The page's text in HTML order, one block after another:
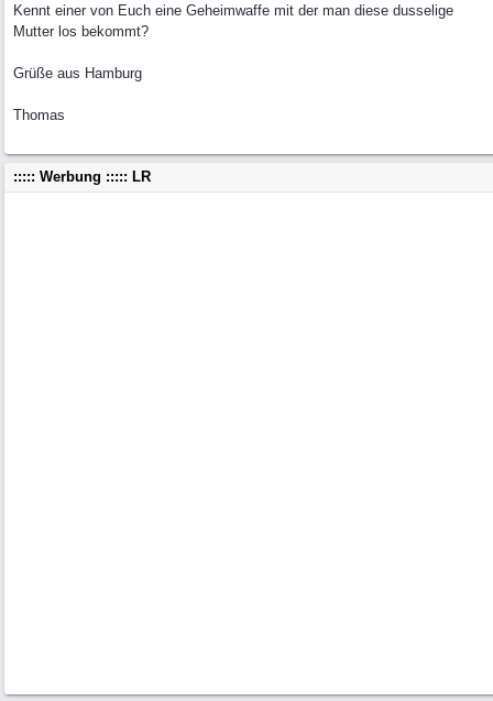
Kennt einer von Euch eine Geheimwaffe mit der man diese dusselige
Mutter los bekommt?
Grüße aus Hamburg
Thomas
::::: Werbung ::::: LR